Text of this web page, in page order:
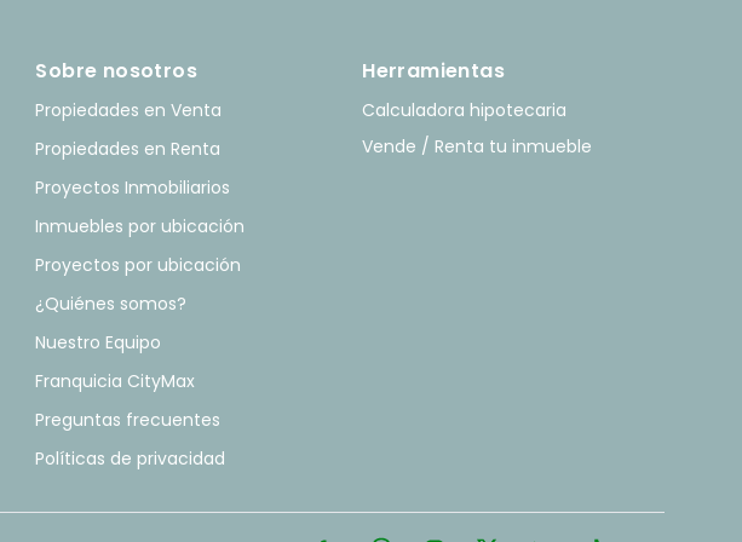
Sobre nosotros
Propiedades en Venta
Propiedades en Renta
Proyectos Inmobiliarios
Inmuebles por ubicación
Proyectos por ubicación
¿Quiénes somos?
Nuestro Equipo
Franquicia CityMax
Preguntas frecuentes
Políticas de privacidad
Herramientas
Calculadora hipotecaria
Vende / Renta tu inmueble